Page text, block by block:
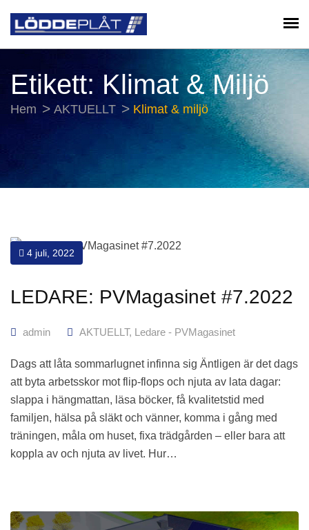
Etikett: Klimat & Miljö
Hem AKTUELLT Klimat & miljö
4 juli, 2022
LEDARE: PVMagasinet #7.2022
admin AKTUELLT, Ledare - PVMagasinet
Dags att låta sommarlugnet infinna sig Äntligen är det dags
att byta arbetsskor mot flip-flops och njuta av lata dagar:
slappa i hängmattan, läsa böcker, få kvalitetstid med
familjen, hälsa på släkt och vänner, komma i gång med
träningen, måla om huset, fixa trädgården – eller bara att
koppla av och njuta av livet. Hur…